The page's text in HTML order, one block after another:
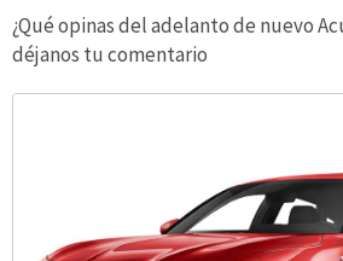
¿Qué opinas del adelanto de nuevo
déjanos tu comentario